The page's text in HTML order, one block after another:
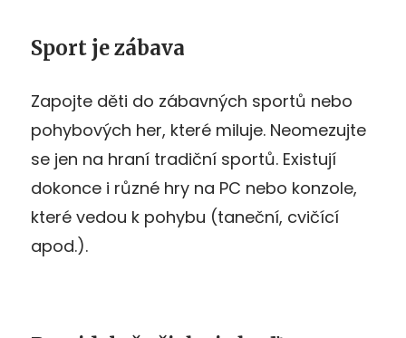
Sport je zábava
Zapojte děti do zábavných sportů nebo
pohybových her, které miluje. Neomezujte
se jen na hraní tradiční sportů. Existují
dokonce i různé hry na PC nebo konzole,
které vedou k pohybu (taneční, cvičící
apod.).